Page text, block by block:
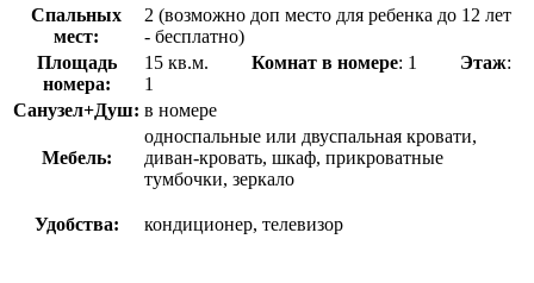
Спальных
мест:
2 (возможно доп место для ребенка до 12 лет
- бесплатно)
Площадь
номера:
15 кв.м. Комнат в номере: 1 Этаж:
1
Санузел+Душ: в номере
Мебель:
односпальные или двуспальная кровати,
диван-кровать, шкаф, прикроватные
тумбочки, зеркало
Удобства: кондиционер, телевизор